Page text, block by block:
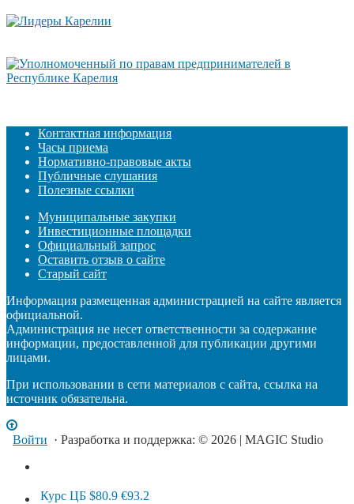
Контактная информация
Часы приема
Нормативно-правовые акты
Публичные слушания
Полезные ссылки
Муниципальные закупки
Инвестиционные площадки
Официальный запрос
Оставить отзыв о сайте
Старый сайт
Информация размещенная администрацией на сайте является
официальной.
Администрация не несет ответственности за содержание
информации, предоставленной для публикации другими
лицами.
При использовании в сети материалов с сайта, ссылка на
источник обязательна.
Войти · Разработка и поддержка: © 2026 | MAGIC Studio
Курс ЦБ $80.9 €93.2